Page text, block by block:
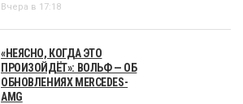
Вчера в 17:18
«НЕЯСНО, КОГДА ЭТО
ПРОИЗОЙДЁТ»: ВОЛЬФ — ОБ
ОБНОВЛЕНИЯХ MERCEDES-
AMG